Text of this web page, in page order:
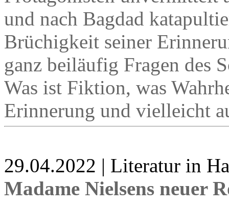
und nach Bagdad
Brüchigkeit seiner
ganz beiläufig Fragen des
Was ist Fiktion, was
Erinnerung und vielleicht
29.04.2022 | Literatur in
Madame Nielsens neuer